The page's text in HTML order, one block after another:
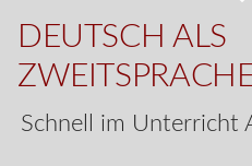
DEUTSCH ALS
Schnell im Unterricht